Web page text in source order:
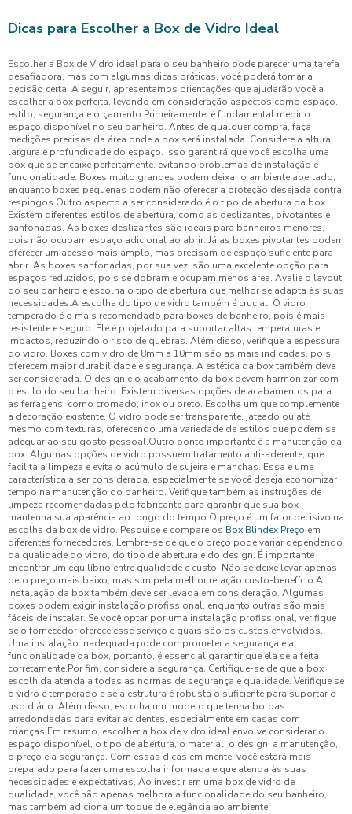
Dicas para Escolher a Box de Vidro Ideal
Escolher a Box de Vidro ideal para o seu banheiro pode parecer uma tarefa
desafiadora, mas com algumas dicas práticas, você poderá tomar a
decisão certa. A seguir, apresentamos orientações que ajudarão você a
escolher a box perfeita, levando em consideração aspectos como espaço,
estilo, segurança e orçamento.Primeiramente, é fundamental medir o
espaço disponível no seu banheiro. Antes de qualquer compra, faça
medições precisas da área onde a box será instalada. Considere a altura,
largura e profundidade do espaço. Isso garantirá que você escolha uma
box que se encaixe perfeitamente, evitando problemas de instalação e
funcionalidade. Boxes muito grandes podem deixar o ambiente apertado,
enquanto boxes pequenas podem não oferecer a proteção desejada contra
respingos.Outro aspecto a ser considerado é o tipo de abertura da box.
Existem diferentes estilos de abertura, como as deslizantes, pivotantes e
sanfonadas. As boxes deslizantes são ideais para banheiros menores,
pois não ocupam espaço adicional ao abrir. Já as boxes pivotantes podem
oferecer um acesso mais amplo, mas precisam de espaço suficiente para
abrir. As boxes sanfonadas, por sua vez, são uma excelente opção para
espaços reduzidos, pois se dobram e ocupam menos área. Avalie o layout
do seu banheiro e escolha o tipo de abertura que melhor se adapta às suas
necessidades.A escolha do tipo de vidro também é crucial. O vidro
temperado é o mais recomendado para boxes de banheiro, pois é mais
resistente e seguro. Ele é projetado para suportar altas temperaturas e
impactos, reduzindo o risco de quebras. Além disso, verifique a espessura
do vidro. Boxes com vidro de 8mm a 10mm são as mais indicadas, pois
oferecem maior durabilidade e segurança. A estética da box também deve
ser considerada. O design e o acabamento da box devem harmonizar com
o estilo do seu banheiro. Existem diversas opções de acabamentos para
as ferragens, como cromado, inox ou preto. Escolha um que complemente
a decoração existente. O vidro pode ser transparente, jateado ou até
mesmo com texturas, oferecendo uma variedade de estilos que podem se
adequar ao seu gosto pessoal.Outro ponto importante é a manutenção da
box. Algumas opções de vidro possuem tratamento anti-aderente, que
facilita a limpeza e evita o acúmulo de sujeira e manchas. Essa é uma
característica a ser considerada, especialmente se você deseja economizar
tempo na manutenção do banheiro. Verifique também as instruções de
limpeza recomendadas pelo fabricante para garantir que sua box
mantenha sua aparência ao longo do tempo.O preço é um fator decisivo na
escolha da box de vidro. Pesquise e compare os Box Blindex Preço em
diferentes fornecedores. Lembre-se de que o preço pode variar dependendo
da qualidade do vidro, do tipo de abertura e do design. É importante
encontrar um equilíbrio entre qualidade e custo. Não se deixe levar apenas
pelo preço mais baixo, mas sim pela melhor relação custo-benefício.A
instalação da box também deve ser levada em consideração. Algumas
boxes podem exigir instalação profissional, enquanto outras são mais
fáceis de instalar. Se você optar por uma instalação profissional, verifique
se o fornecedor oferece esse serviço e quais são os custos envolvidos.
Uma instalação inadequada pode comprometer a segurança e a
funcionalidade da box, portanto, é essencial garantir que ela seja feita
corretamente.Por fim, considere a segurança. Certifique-se de que a box
escolhida atenda a todas as normas de segurança e qualidade. Verifique se
o vidro é temperado e se a estrutura é robusta o suficiente para suportar o
uso diário. Além disso, escolha um modelo que tenha bordas
arredondadas para evitar acidentes, especialmente em casas com
crianças.Em resumo, escolher a box de vidro ideal envolve considerar o
espaço disponível, o tipo de abertura, o material, o design, a manutenção,
o preço e a segurança. Com essas dicas em mente, você estará mais
preparado para fazer uma escolha informada e que atenda às suas
necessidades e expectativas. Ao investir em uma box de vidro de
qualidade, você não apenas melhora a funcionalidade do seu banheiro,
mas também adiciona um toque de elegância ao ambiente.